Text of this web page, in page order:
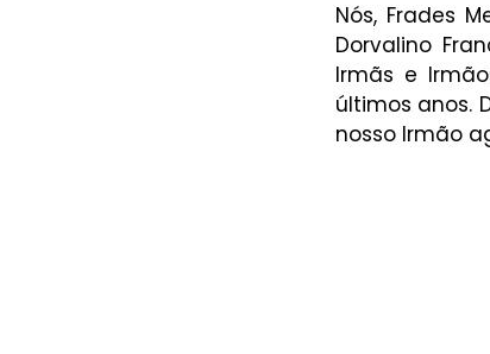
Nós, Frades
Dorvalino
Irmãs e
últimos anos.
nosso Irmão